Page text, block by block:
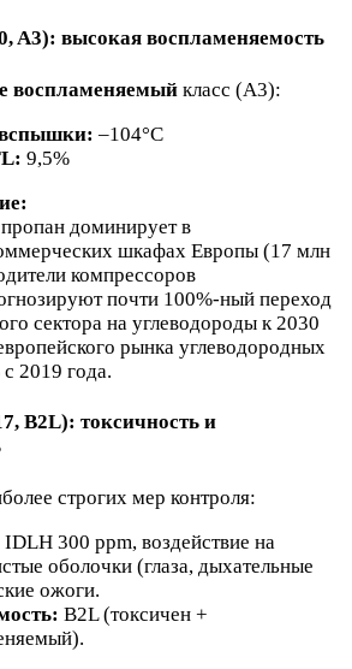
A3): высокая воспламеняемость
воспламеняемый класс (A3):
–104°C
9,5%
доминирует в
шкафах Европы (17 млн
компрессоров
почти 100%-ный переход
сектора на углеводороды к 2030
рынка углеводородных
2019 года.
B2L): токсичность и
строгих мер контроля:
IDLH 300 ppm, воздействие на
оболочки (глаза, дыхательные
ожоги.
B2L (токсичен +